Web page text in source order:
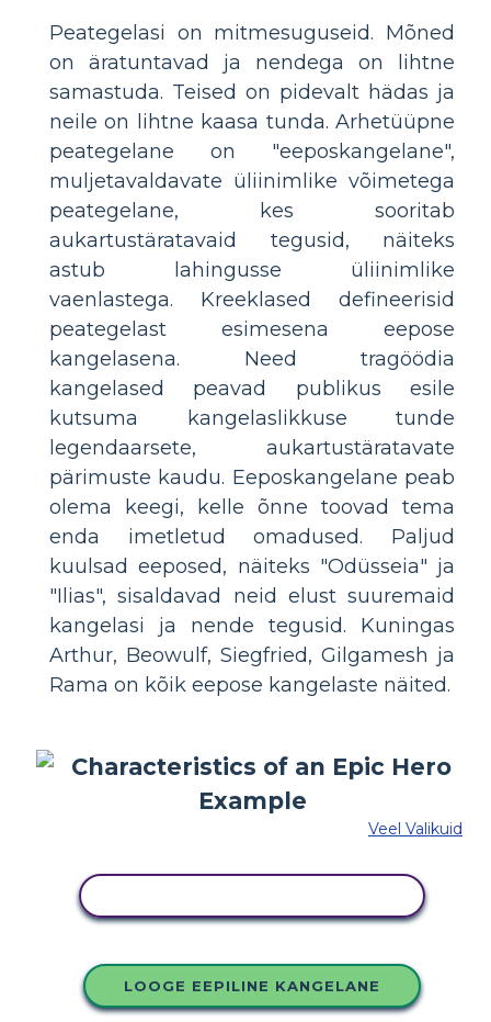
Peategelasi on mitmesuguseid. Mõned
on äratuntavad ja nendega on lihtne
samastuda. Teised on pidevalt hädas ja
neile on lihtne kaasa tunda. Arhetüüpne
peategelane on "eeposkangelane",
muljetavaldavate üliinimlike võimetega
peategelane, kes sooritab
aukartustäratavaid tegusid, näiteks
astub lahingusse üliinimlike
vaenlastega. Kreeklased defineerisid
peategelast esimesena eepose
kangelasena. Need tragöödia
kangelased peavad publikus esile
kutsuma kangelaslikkuse tunde
legendaarsete, aukartustäratavate
pärimuste kaudu. Eeposkangelane peab
olema keegi, kelle õnne toovad tema
enda imetletud omadused. Paljud
kuulsad eeposed, näiteks "Odüsseia" ja
"Ilias", sisaldavad neid elust suuremaid
kangelasi ja nende tegusid. Kuningas
Arthur, Beowulf, Siegfried, Gilgamesh ja
Rama on kõik eepose kangelaste näited.
Veel Valikuid
LOOGE EEPILINE KANGELANE